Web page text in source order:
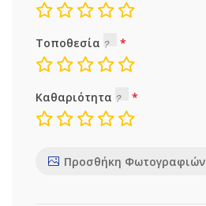
Τοποθεσία
Καθαριότητα
Προσθήκη Φωτογραφιών